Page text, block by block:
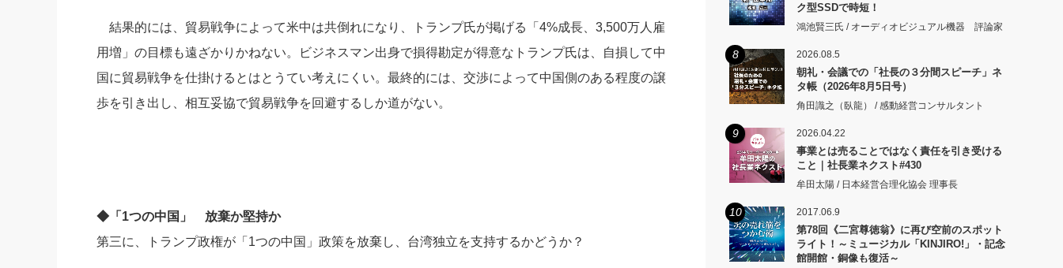
結果的には、貿易戦争によって米中は共倒れになり、トランプ氏が掲げる「4%成長、3,500万人雇
用増」の目標も遠ざかりかねない。ビジネスマン出身で損得勘定が得意なトランプ氏は、自損して中
国に貿易戦争を仕掛けるとはとうてい考えにくい。最終的には、交渉によって中国側のある程度の譲
歩を引き出し、相互妥協で貿易戦争を回避するしか道がない。
◆「1つの中国」 放棄か堅持か
第三に、トランプ政権が「1つの中国」政策を放棄し、台湾独立を支持するかどうか？
ク型SSDで時短！
鴻池賢三氏 / オーディオビジュアル機器 評論家
8 2026.08.5
朝礼・会議での「社長の３分間スピーチ」ネ
タ帳（2026年8月5日号）
角田識之（臥龍） / 感動経営コンサルタント
9 2026.04.22
事業とは売ることではなく責任を引き受ける
こと｜社長業ネクスト#430
牟田太陽 / 日本経営合理化協会 理事長
10 2017.06.9
第78回《二宮尊徳翁》に再び空前のスポット
ライト！～ミュージカル「KINJIRO!」・記念
館開館・銅像も復活～